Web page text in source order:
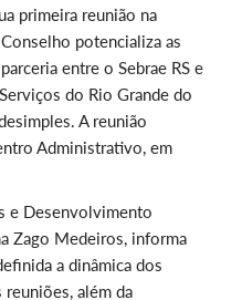
primeira reunião na
potencializa as
entre o Sebrae RS e
do Rio Grande do
A reunião
Administrativo, em
e Desenvolvimento
Zago Medeiros, informa
a dinâmica dos
além da